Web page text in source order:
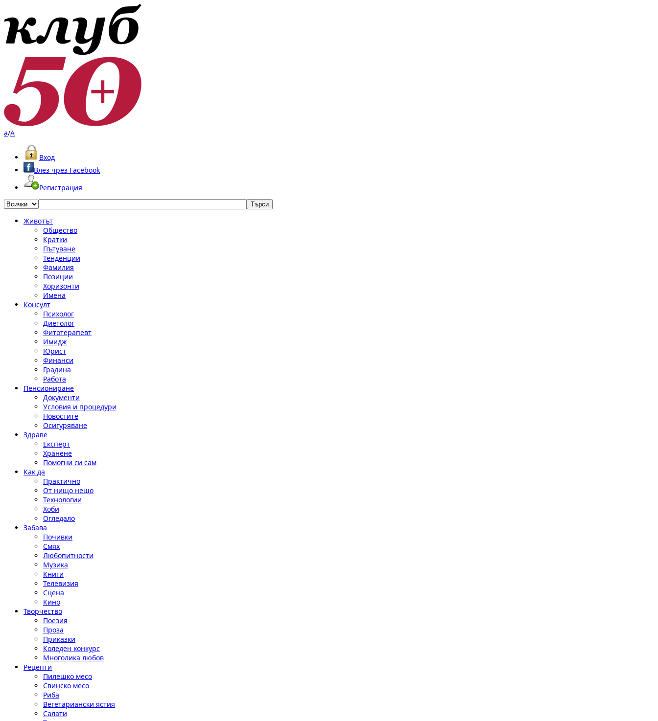
a/A
Вход
Влез чрез Facebook
Регистрация
Животът
Общество
Кратки
Пътуване
Тенденции
Фамилия
Позиции
Хоризонти
Имена
Консулт
Психолог
Диетолог
Фитотерапевт
Имидж
Юрист
Финанси
Градина
Работа
Пенсиониране
Документи
Условия и процедури
Новостите
Осигуряване
Здраве
Експерт
Хранене
Помогни си сам
Как да
Практично
От нищо нещо
Технологии
Хоби
Огледало
Забава
Почивки
Смях
Любопитности
Музика
Книги
Телевизия
Сцена
Кино
Творчество
Поезия
Проза
Приказки
Коледен конкурс
Многолика любов
Рецепти
Пилешко месо
Свинско месо
Риба
Вегетариански ястия
Салати